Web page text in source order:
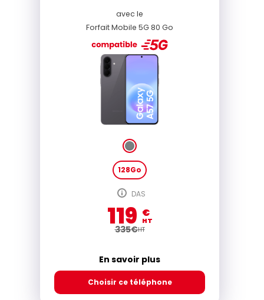
avec le
Forfait Mobile 5G 80 Go
128Go
DAS
119 €
HT
335€HT
En savoir plus
Choisir ce téléphone